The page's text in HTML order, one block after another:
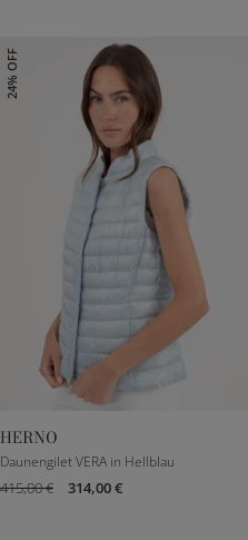
24% OFF
HERNO
Daunengilet VERA in Hellblau
415,00 € 314,00 €